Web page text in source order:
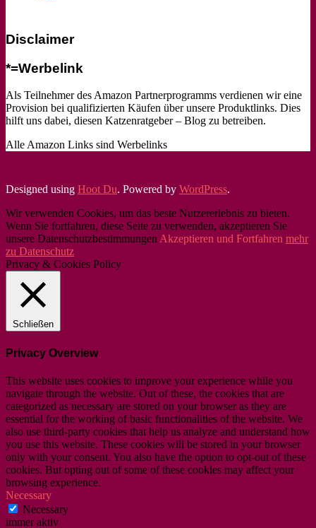
Disclaimer
*=Werbelink
Als Teilnehmer des Amazon Partnerprogramms verdienen wir eine
Provision bei qualifizierten Käufen über unsere Produktlinks. Dies
hilft uns dabei, diesen Katzenratgeber – Blog zu betreiben.
Alle Amazon Links sind Werbelinks
Designed using Hoot Du. Powered by WordPress.
Wir verwenden Cookies, um das beste Nutzererlebnis zu bieten.
Wenn Sie fortfahren, diese Seite zu verwenden, akzeptieren Sie
unsere DatenschutzbestimmungenAkzeptieren und Fortfahren mehr
zu Datenschutz
Privacy & Cookies Policy
Schließen
Privacy Overview
This website uses cookies to improve your experience while you
navigate through the website. Out of these, the cookies that are
categorized as necessary are stored on your browser as they are
essential for the working of basic functionalities of the website. We
also use third-party cookies that help us analyze and understand how
you use this website. These cookies will be stored in your browser
only with your consent. You also have the option to opt-out of these
cookies. But opting out of some of these cookies may affect your
browsing experience.
Necessary
Necessary
immer aktiv